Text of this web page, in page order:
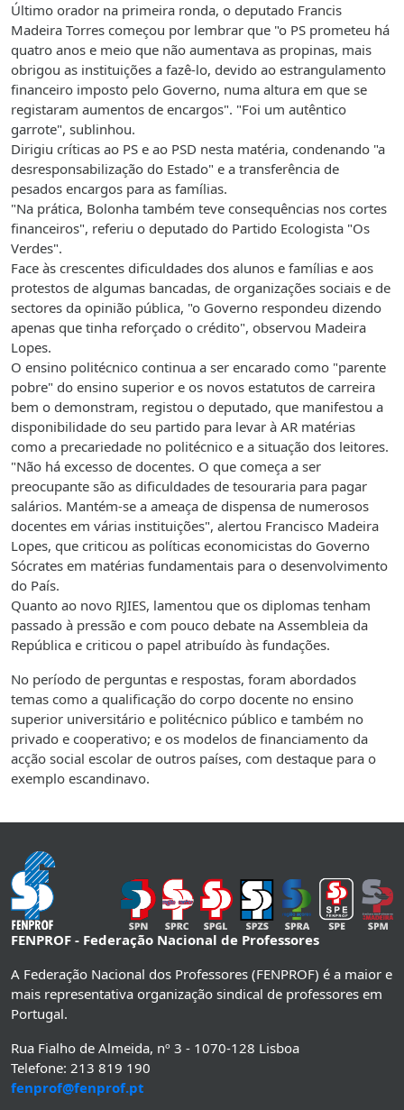
Último orador na primeira ronda, o deputado Francis
Madeira Torres começou por lembrar que "o PS prometeu há
quatro anos e meio que não aumentava as propinas, mais
obrigou as instituições a fazê-lo, devido ao estrangulamento
financeiro imposto pelo Governo, numa altura em que se
registaram aumentos de encargos". "Foi um autêntico
garrote", sublinhou.
Dirigiu críticas ao PS e ao PSD nesta matéria, condenando "a
desresponsabilização do Estado" e a transferência de
pesados encargos para as famílias.
"Na prática, Bolonha também teve consequências nos cortes
financeiros", referiu o deputado do Partido Ecologista "Os
Verdes".
Face às crescentes dificuldades dos alunos e famílias e aos
protestos de algumas bancadas, de organizações sociais e de
sectores da opinião pública, "o Governo respondeu dizendo
apenas que tinha reforçado o crédito", observou Madeira
Lopes.
O ensino politécnico continua a ser encarado como "parente
pobre" do ensino superior e os novos estatutos de carreira
bem o demonstram, registou o deputado, que manifestou a
disponibilidade do seu partido para levar à AR matérias
como a precariedade no politécnico e a situação dos leitores.
"Não há excesso de docentes. O que começa a ser
preocupante são as dificuldades de tesouraria para pagar
salários. Mantém-se a ameaça de dispensa de numerosos
docentes em várias instituições", alertou Francisco Madeira
Lopes, que criticou as políticas economicistas do Governo
Sócrates em matérias fundamentais para o desenvolvimento
do País.
Quanto ao novo RJIES, lamentou que os diplomas tenham
passado à pressão e com pouco debate na Assembleia da
República e criticou o papel atribuído às fundações.
No período de perguntas e respostas, foram abordados
temas como a qualificação do corpo docente no ensino
superior universitário e politécnico público e também no
privado e cooperativo; e os modelos de financiamento da
acção social escolar de outros países, com destaque para o
exemplo escandinavo.
FENPROF - Federação Nacional de Professores
A Federação Nacional dos Professores (FENPROF) é a maior e
mais representativa organização sindical de professores em
Portugal.
Rua Fialho de Almeida, nº 3 - 1070-128 Lisboa
Telefone: 213 819 190
fenprof@fenprof.pt